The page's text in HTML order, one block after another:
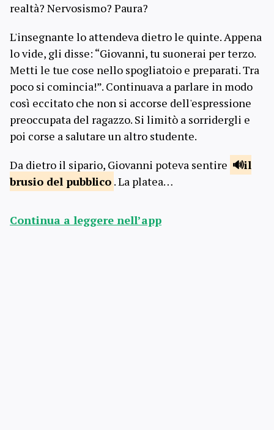
realtà? Nervosismo? Paura?
L'insegnante lo attendeva dietro le quinte. Appena
lo vide, gli disse: “Giovanni, tu suonerai per terzo.
Metti le tue cose nello spogliatoio e preparati. Tra
poco si comincia!”. Continuava a parlare in modo
così eccitato che non si accorse dell'espressione
preoccupata del ragazzo. Si limitò a sorridergli e
poi corse a salutare un altro studente.
Da dietro il sipario, Giovanni poteva sentire
il
brusio del pubblico . La platea…
Continua a leggere nell’app